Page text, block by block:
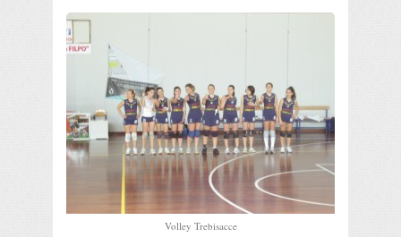
Volley Trebisacce